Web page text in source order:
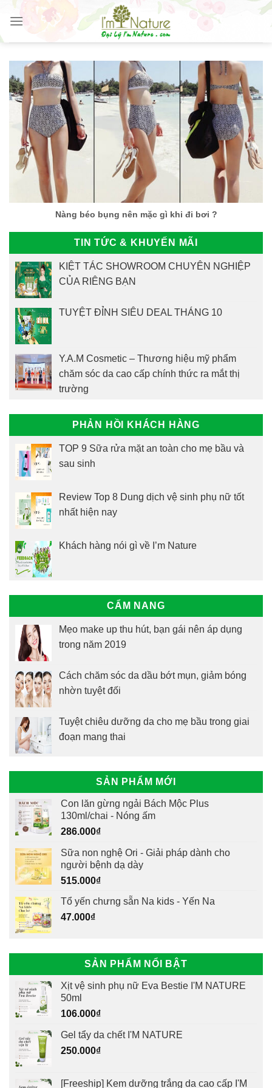
Skip
content
Nàng béo bụng nên mặc gì khi đi bơi ?
TIN TỨC & KHUYẾN MÃI
KIỆT TÁC SHOWROOM CHUYÊN NGHIỆP
CỦA RIÊNG BẠN
TUYỆT ĐỈNH SIÊU DEAL THÁNG 10
Y.A.M Cosmetic – Thương hiệu mỹ phẩm
chăm sóc da cao cấp chính thức ra mắt thị
trường
PHẢN HỒI KHÁCH HÀNG
TOP 9 Sữa rửa mặt an toàn cho mẹ bầu và
sau sinh
Review Top 8 Dung dịch vệ sinh phụ nữ tốt
nhất hiện nay
Khách hàng nói gì về I’m Nature
CẨM NANG
Mẹo make up thu hút, bạn gái nên áp dụng
trong năm 2019
Cách chăm sóc da dầu bớt mụn, giảm bóng
nhờn tuyệt đối
Tuyệt chiêu dưỡng da cho mẹ bầu trong giai
đoạn mang thai
SẢN PHẨM MỚI
Con lăn gừng ngải Bách Mộc Plus
130ml/chai - Nóng ấm
286.000₫
Sữa non nghệ Ori - Giải pháp dành cho
người bệnh dạ dày
515.000₫
Tổ yến chưng sẵn Na kids - Yến Na
47.000₫
SẢN PHẨM NỔI BẬT
Xịt vệ sinh phụ nữ Eva Bestie I'M NATURE
50ml
106.000₫
Gel tẩy da chết I'M NATURE
250.000₫
[Freeship] Kem dưỡng trắng da cao cấp I'M